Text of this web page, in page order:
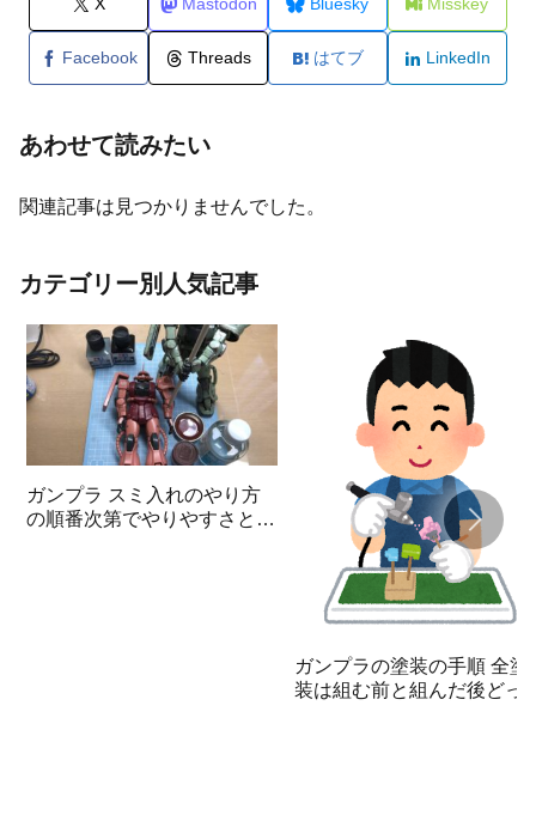
Facebook Threads はてブ LinkedIn
あわせて読みたい
関連記事は見つかりませんでした。
カテゴリー別人気記事
ガンプラ スミ入れのやり方
の順番次第でやりやすさと見
ガンプラの塗装の手順 全塗
装は組む前と組んだ後どっ